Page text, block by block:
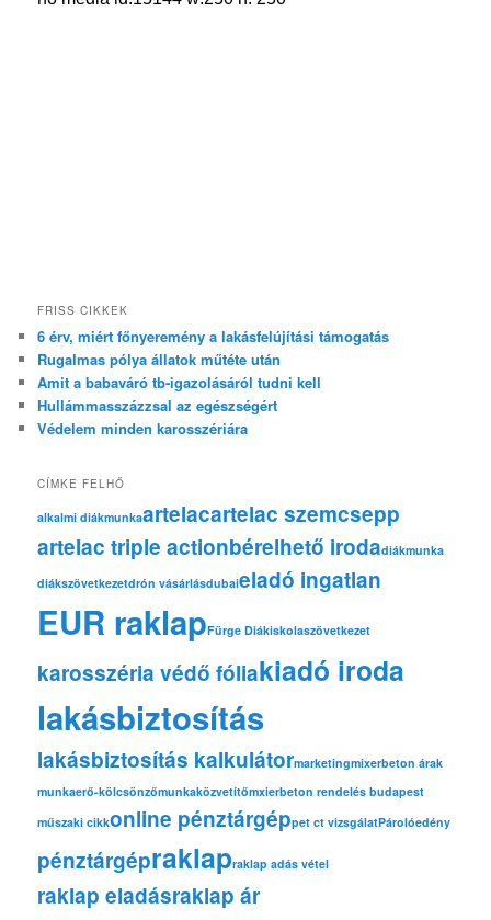
FRISS CIKKEK
6 érv, miért főnyeremény a lakásfelújítási támogatás
Rugalmas pólya állatok műtéte után
Amit a babaváró tb-igazolásáról tudni kell
Hullámmasszázzsal az egészségért
Védelem minden karosszériára
CÍMKE FELHŐ
alkalmi diákmunkaartelacartelac szemcsepp
artelac triple actionbérelhető irodadiákmunka
diákszövetkezetdrón vásárlásdubaieladó ingatlan
EUR raklapFürge Diákiskolaszövetkezet
karosszéria védő fóliakiadó iroda
lakásbiztosítás
lakásbiztosítás kalkulátormarketingmixerbeton árak
munkaerő-kölcsönzőmunkaközvetítőmxierbeton rendelés budapest
műszaki cikkonline pénztárgéppet ct vizsgálatPárolóedény
pénztárgépraklapraklap adás vétel
raklap eladásraklap ár